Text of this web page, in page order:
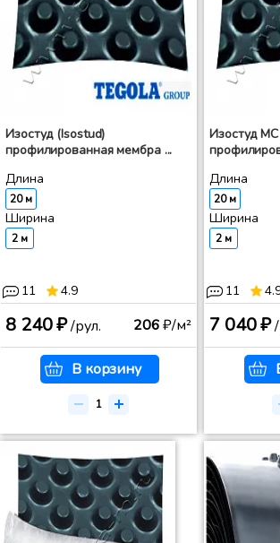
Изостуд (Isostud)
профилированная мембра ...
Длина
20 м
Ширина
2 м
11 4.9
8 240 ₽/рул. 206₽/м²
В корзину
Изостуд
Длина
20 м
Ширина
2 м
11
7 040 ₽